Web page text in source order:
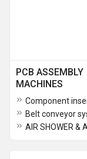
PCB ASSEMBLY
MACHINES
Component
Belt conveyor